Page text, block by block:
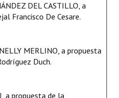
DEL CASTILLO, a
Francisco De Cesare.
MERLINO, a propuesta
Duch.
a propuesta de la